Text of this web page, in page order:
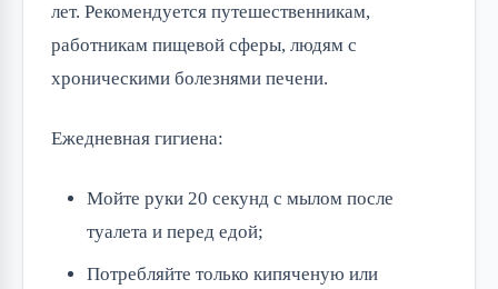
лет. Рекомендуется путешественникам,
работникам пищевой сферы, людям с
хроническими болезнями печени.
Ежедневная гигиена:
Мойте руки 20 секунд с мылом после
туалета и перед едой;
Потребляйте только кипяченую или